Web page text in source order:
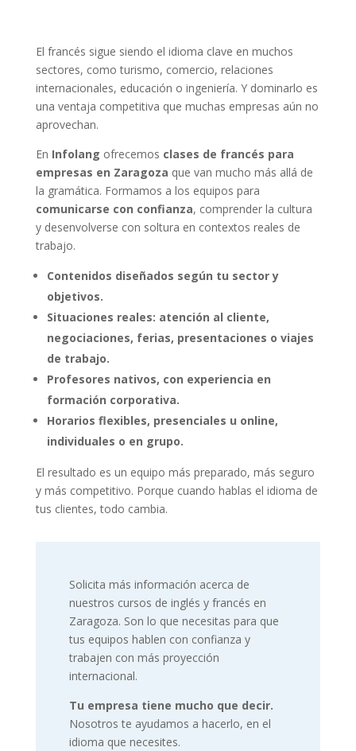
El francés sigue siendo el idioma clave en muchos
sectores, como turismo, comercio, relaciones
internacionales, educación o ingeniería. Y dominarlo es
una ventaja competitiva que muchas empresas aún no
aprovechan.
En Infolang ofrecemos clases de francés para
empresas en Zaragoza que van mucho más allá de
la gramática. Formamos a los equipos para
comunicarse con confianza, comprender la cultura
y desenvolverse con soltura en contextos reales de
trabajo.
Contenidos diseñados según tu sector y
objetivos.
Situaciones reales: atención al cliente,
negociaciones, ferias, presentaciones o viajes
de trabajo.
Profesores nativos, con experiencia en
formación corporativa.
Horarios flexibles, presenciales u online,
individuales o en grupo.
El resultado es un equipo más preparado, más seguro
y más competitivo. Porque cuando hablas el idioma de
tus clientes, todo cambia.
Solicita más información acerca de
nuestros cursos de inglés y francés en
Zaragoza. Son lo que necesitas para que
tus equipos hablen con confianza y
trabajen con más proyección
internacional.
Tu empresa tiene mucho que decir.
Nosotros te ayudamos a hacerlo, en el
idioma que necesites.